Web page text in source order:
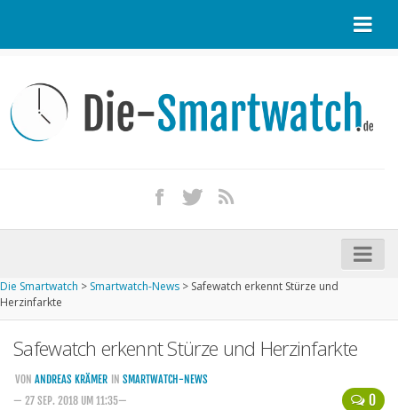
Kontakt / Tipp geben
Impressum
iPhone kaufen
Startseite
Kommende Smartwatches
Marken und Modelle
Die Smartwatch > Smartwatch-News > Safewatch erkennt Stürze und
Herzinfarkte
Safewatch erkennt Stürze und Herzinfarkte
0
VON ANDREAS KRÄMER IN SMARTWATCH-NEWS
— 27 SEP. 2018 UM 11:35—